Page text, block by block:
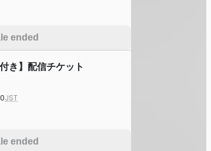
ended
き】配信チケット
JST
ended